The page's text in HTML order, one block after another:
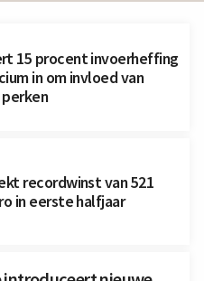
15 procent invoerheffing
in om invloed van
perken
recordwinst van 521
in eerste halfjaar